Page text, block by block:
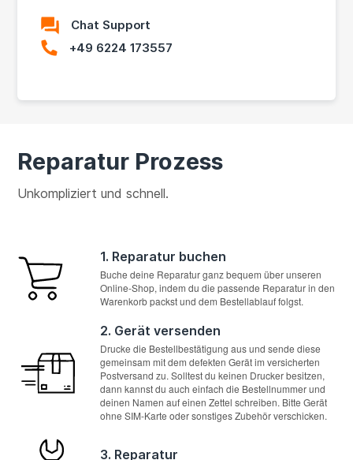
Chat Support
+49 6224 173557
Reparatur Prozess
Unkompliziert und schnell.
1. Reparatur buchen
Buche deine Reparatur ganz bequem über unseren
Online-Shop, indem du die passende Reparatur in den
Warenkorb packst und dem Bestellablauf folgst.
2. Gerät versenden
Drucke die Bestellbestätigung aus und sende diese
gemeinsam mit dem defekten Gerät im versicherten
Postversand zu. Solltest du keinen Drucker besitzen,
dann kannst du auch einfach die Bestellnummer und
deinen Namen auf einen Zettel schreiben. Bitte Gerät
ohne SIM-Karte oder sonstiges Zubehör verschicken.
3. Reparatur